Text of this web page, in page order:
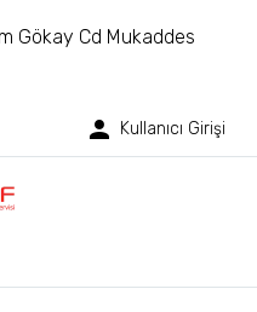
Gökay Cd Mukaddes
Kullanıcı Girişi